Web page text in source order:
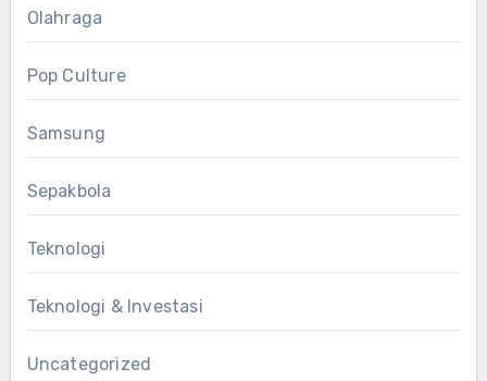
Olahraga
Pop Culture
Samsung
Sepakbola
Teknologi
Teknologi & Investasi
Uncategorized